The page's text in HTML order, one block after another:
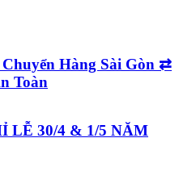
Hàng Sài Gòn ⇄
Toàn
LỄ 30/4 & 1/5 NĂM